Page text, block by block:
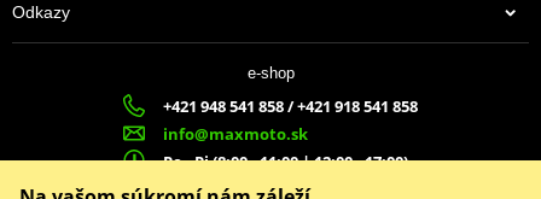
Odkazy
e-shop
+421 948 541 858 / +421 918 541 858
info@maxmoto.sk
Po - Pi (8:00 - 11:00 | 12:00 - 17:00)
MAX MOTO s.r.o.